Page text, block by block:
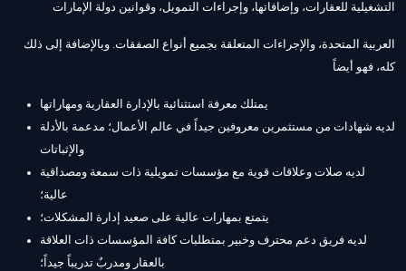
التشغيلية للعقارات، وإضافاتها، وإجراءات التمويل، وقوانين دولة الإمارات
العربية المتحدة، والإجراءات المتعلقة بجميع أنواع الصفقات. وبالإضافة إلى ذلك
كله، فهو أيضاً
يمتلك معرفة استثنائية بالإدارة العقارية ومهاراتها
لديه شهادات من مستثمرين معروفين جيداً في عالم الأعمال؛ مدعمة بالأدلة
والإثباتات
لديه صلات وعلاقات قوية مع مؤسسات تمويلية ذات سمعة ومصداقية
عالية؛
يتمتع بمهارات عالية على صعيد إدارة المشكلات؛
لديه فريق دعم محترف وخبير بمتطلبات كافة المؤسسات ذات العلاقة
بالعقار ومدربٌ تدريباً جيداً؛